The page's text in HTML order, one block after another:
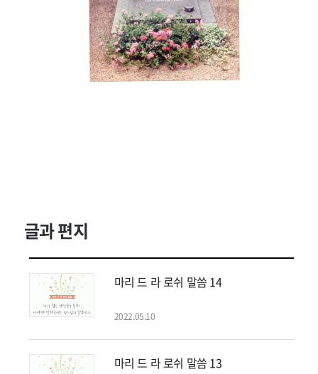
글과 편지
마리 드 라 로쉬 말씀 14
2022.05.10
마리 드 라 로쉬 말씀 13